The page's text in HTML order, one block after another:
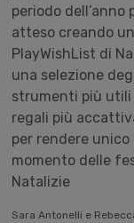
periodo dell’anno
atteso creando
PlayWishList di
una selezione
strumenti più utili
regali più
per rendere unico
momento delle
Natalizie
Sara Antonelli e